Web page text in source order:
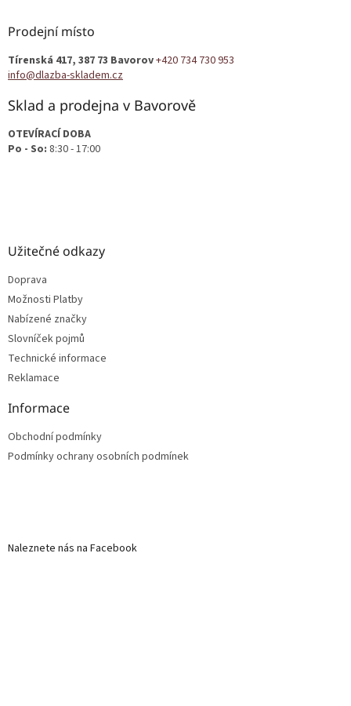
v
k
v
ý
Prodejní místo
Tírenská 417, 387 73 Bavorov+420 734 730 953
info@dlazba-skladem.cz
Sklad a prodejna v Bavorově
OTEVÍRACÍ DOBA
Po - So: 8:30 - 17:00
Užitečné odkazy
Doprava
Možnosti Platby
Nabízené značky
Slovníček pojmů
Technické informace
Reklamace
Informace
Obchodní podmínky
Podmínky ochrany osobních podmínek
Naleznete nás na Facebook